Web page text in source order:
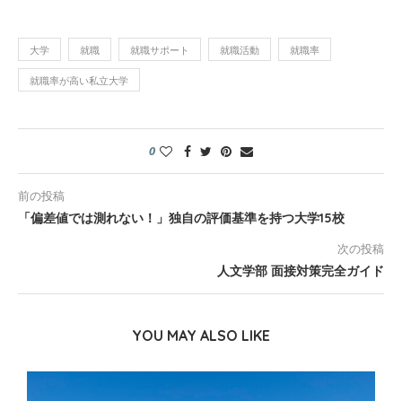
大学 就職 就職サポート 就職活動 就職率
就職率が高い私立大学
0
前の投稿
「偏差値では測れない！」独自の評価基準を持つ大学15校
次の投稿
人文学部 面接対策完全ガイド
YOU MAY ALSO LIKE